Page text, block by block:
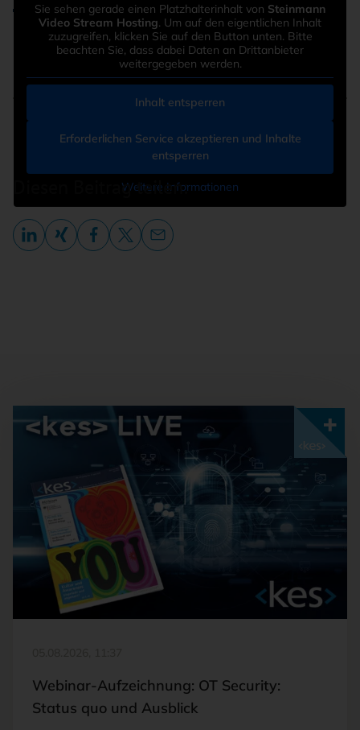
Was ist Microsoft Security Copilot
Omotayo Olanusi
Sie sehen gerade einen Platzhalterinhalt von Steinmann
Video Stream Hosting. Um auf den eigentlichen Inhalt
zuzugreifen, klicken Sie auf den Button unten. Bitte
beachten Sie, dass dabei Daten an Drittanbieter
weitergegeben werden.
Inhalt entsperren
Erforderlichen Service akzeptieren und Inhalte
entsperren
Weitere Informationen
Diesen Beitrag teilen:
Webinar-Aufzeichnung: OT Security:
Status quo und Ausblick